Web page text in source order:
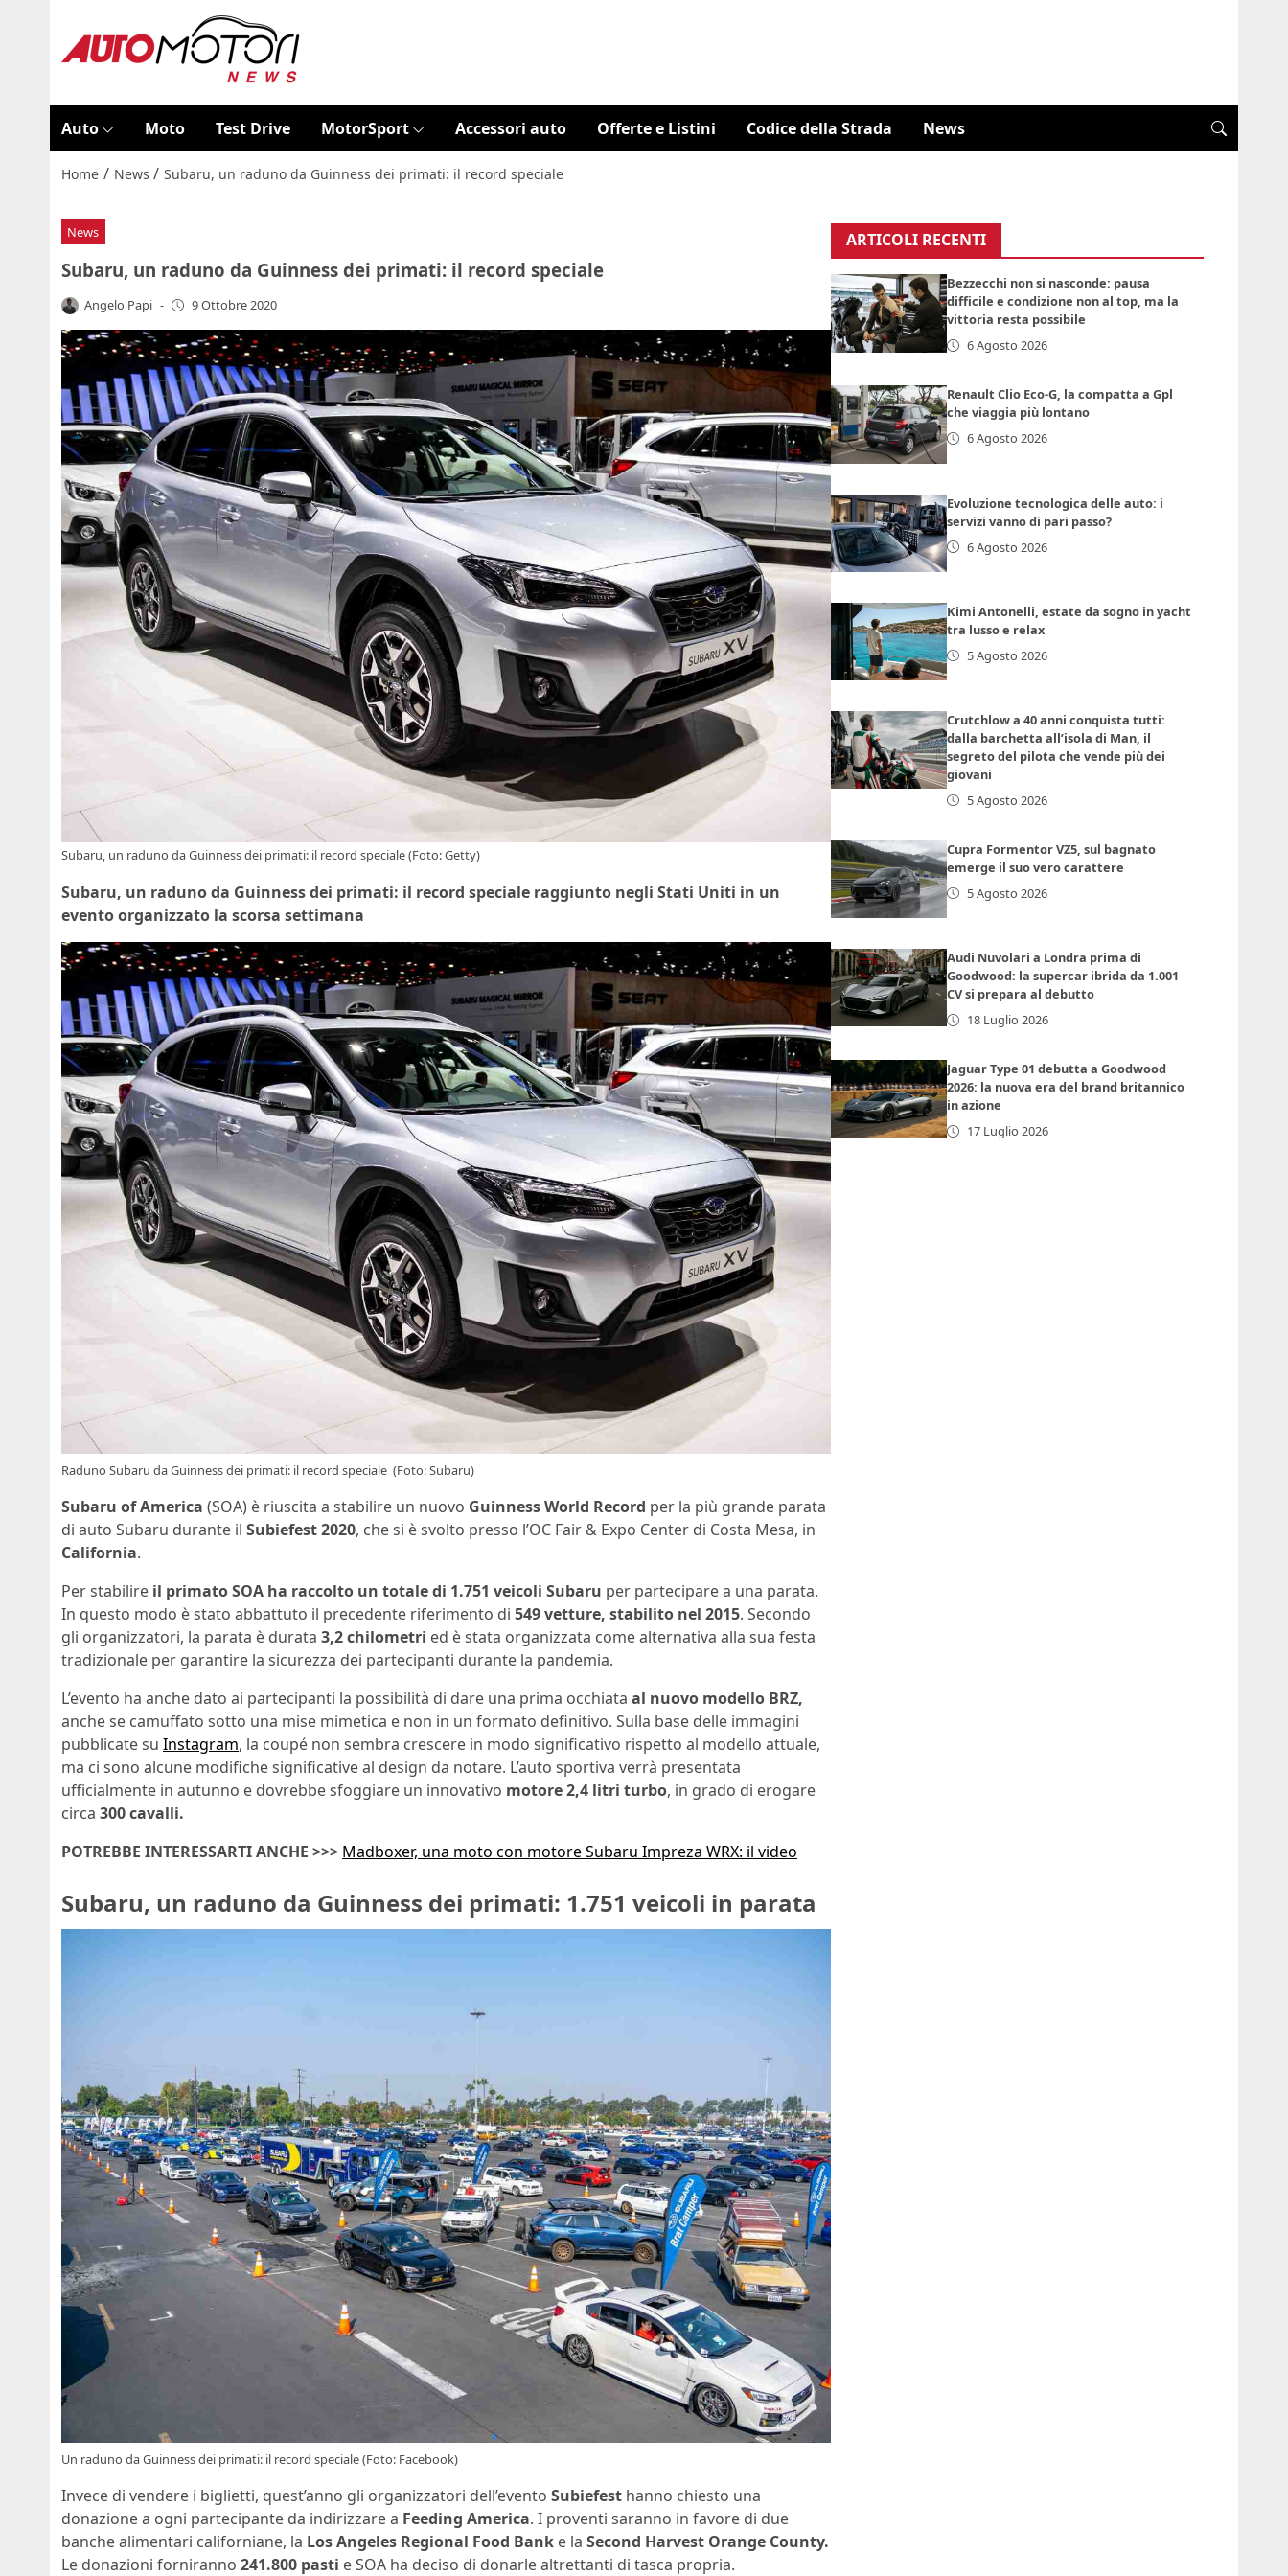
Auto Moto Test Drive MotorSport Accessori auto Offerte e Listini Codice della Strada News
Home / News / Subaru, un raduno da Guinness dei primati: il record speciale
News
Subaru, un raduno da Guinness dei primati: il record speciale
Angelo Papi - 9 Ottobre 2020
Subaru, un raduno da Guinness dei primati: il record speciale (Foto: Getty)
Subaru, un raduno da Guinness dei primati: il record speciale raggiunto negli Stati Uniti in un
evento organizzato la scorsa settimana
Raduno Subaru da Guinness dei primati: il record speciale (Foto: Subaru)
Subaru of America (SOA) è riuscita a stabilire un nuovo Guinness World Record per la più grande parata
di auto Subaru durante il Subiefest 2020, che si è svolto presso l’OC Fair & Expo Center di Costa Mesa, in
California.
Per stabilire il primato SOA ha raccolto un totale di 1.751 veicoli Subaru per partecipare a una parata.
In questo modo è stato abbattuto il precedente riferimento di 549 vetture, stabilito nel 2015. Secondo
gli organizzatori, la parata è durata 3,2 chilometri ed è stata organizzata come alternativa alla sua festa
tradizionale per garantire la sicurezza dei partecipanti durante la pandemia.
L’evento ha anche dato ai partecipanti la possibilità di dare una prima occhiata al nuovo modello BRZ,
anche se camuffato sotto una mise mimetica e non in un formato definitivo. Sulla base delle immagini
pubblicate su Instagram, la coupé non sembra crescere in modo significativo rispetto al modello attuale,
ma ci sono alcune modifiche significative al design da notare. L’auto sportiva verrà presentata
ufficialmente in autunno e dovrebbe sfoggiare un innovativo motore 2,4 litri turbo, in grado di erogare
circa 300 cavalli.
POTREBBE INTERESSARTI ANCHE >>> Madboxer, una moto con motore Subaru Impreza WRX: il video
Subaru, un raduno da Guinness dei primati: 1.751 veicoli in parata
Un raduno da Guinness dei primati: il record speciale (Foto: Facebook)
Invece di vendere i biglietti, quest’anno gli organizzatori dell’evento Subiefest hanno chiesto una
donazione a ogni partecipante da indirizzare a Feeding America. I proventi saranno in favore di due
banche alimentari californiane, la Los Angeles Regional Food Bank e la Second Harvest Orange County.
Le donazioni forniranno 241.800 pasti e SOA ha deciso di donarle altrettanti di tasca propria.
ARTICOLI RECENTI
Bezzecchi non si nasconde: pausa
difficile e condizione non al top, ma la
vittoria resta possibile
6 Agosto 2026
Renault Clio Eco-G, la compatta a Gpl
che viaggia più lontano
6 Agosto 2026
Evoluzione tecnologica delle auto: i
servizi vanno di pari passo?
6 Agosto 2026
Kimi Antonelli, estate da sogno in yacht
tra lusso e relax
5 Agosto 2026
Crutchlow a 40 anni conquista tutti:
dalla barchetta all’isola di Man, il
segreto del pilota che vende più dei
giovani
5 Agosto 2026
Cupra Formentor VZ5, sul bagnato
emerge il suo vero carattere
5 Agosto 2026
Audi Nuvolari a Londra prima di
Goodwood: la supercar ibrida da 1.001
CV si prepara al debutto
18 Luglio 2026
Jaguar Type 01 debutta a Goodwood
2026: la nuova era del brand britannico
in azione
17 Luglio 2026